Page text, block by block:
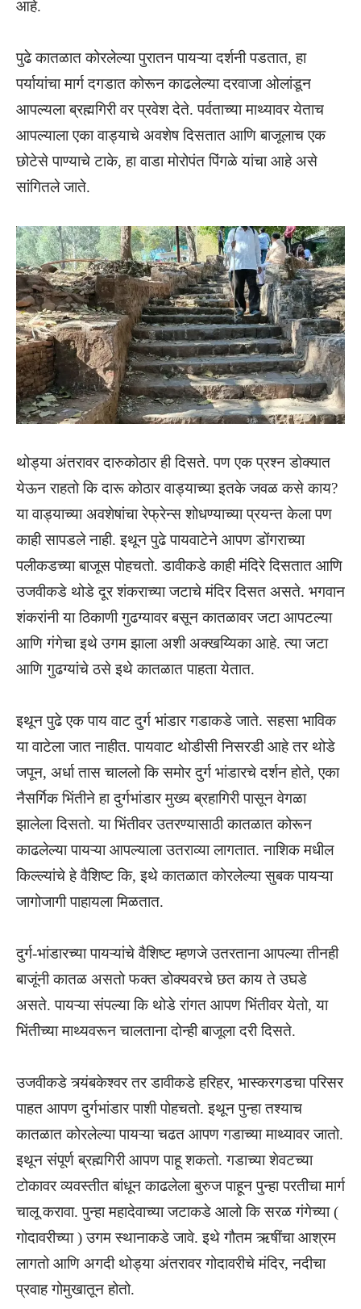
आहे.
पुढे कातळात कोरलेल्या पुरातन पायऱ्या दर्शनी पडतात, हा
पर्यायांचा मार्ग दगडात कोरून काढलेल्या दरवाजा ओलांडून
आपल्यला ब्रह्मगिरी वर प्रवेश देते. पर्वताच्या माथ्यावर येताच
आपल्याला एका वाड्याचे अवशेष दिसतात आणि बाजूलाच एक
छोटेसे पाण्याचे टाके, हा वाडा मोरोपंत पिंगळे यांचा आहे असे
सांगितले जाते.
थोड्या अंतरावर दारुकोठार ही दिसते. पण एक प्रश्न डोक्यात
येऊन राहतो कि दारू कोठार वाड्याच्या इतके जवळ कसे काय?
या वाड्याच्या अवशेषांचा रेफ्रेन्स शोधण्याच्या प्रयन्त केला पण
काही सापडले नाही. इथून पुढे पायवाटेने आपण डोंगराच्या
पलीकडच्या बाजूस पोहचतो. डावीकडे काही मंदिरे दिसतात आणि
उजवीकडे थोडे दूर शंकराच्या जटाचे मंदिर दिसत असते. भगवान
शंकरांनी या ठिकाणी गुढग्यावर बसून कातळावर जटा आपटल्या
आणि गंगेचा इथे उगम झाला अशी अक्खय्यिका आहे. त्या जटा
आणि गुढग्यांचे ठसे इथे कातळात पाहता येतात.
इथून पुढे एक पाय वाट दुर्ग भांडार गडाकडे जाते. सहसा भाविक
या वाटेला जात नाहीत. पायवाट थोडीसी निसरडी आहे तर थोडे
जपून, अर्धा तास चाललो कि समोर दुर्ग भांडारचे दर्शन होते, एका
नैसर्गिक भिंतीने हा दुर्गभांडार मुख्य ब्रहागिरी पासून वेगळा
झालेला दिसतो. या भिंतीवर उतरण्यासाठी कातळात कोरून
काढलेल्या पायऱ्या आपल्याला उतराव्या लागतात. नाशिक मधील
किल्ल्यांचे हे वैशिष्ट कि, इथे कातळात कोरलेल्या सुबक पायऱ्या
जागोजागी पाहायला मिळतात.
दुर्ग-भांडारच्या पायऱ्यांचे वैशिष्ट म्हणजे उतरताना आपल्या तीनही
बाजूंनी कातळ असतो फक्त डोक्यवरचे छत काय ते उघडे
असते. पायऱ्या संपल्या कि थोडे रांगत आपण भिंतीवर येतो, या
भिंतीच्या माथ्यवरून चालताना दोन्ही बाजूला दरी दिसते.
उजवीकडे त्र्यंबकेश्वर तर डावीकडे हरिहर, भास्करगडचा परिसर
पाहत आपण दुर्गभांडार पाशी पोहचतो. इथून पुन्हा तश्याच
कातळात कोरलेल्या पायऱ्या चढत आपण गडाच्या माथ्यावर जातो.
इथून संपूर्ण ब्रह्मगिरी आपण पाहू शकतो. गडाच्या शेवटच्या
टोकावर व्यवस्तीत बांधून काढलेला बुरुज पाहून पुन्हा परतीचा मार्ग
चालू करावा. पुन्हा महादेवाच्या जटाकडे आलो कि सरळ गंगेच्या (
गोदावरीच्या ) उगम स्थानाकडे जावे. इथे गौतम ऋषींचा आश्रम
लागतो आणि अगदी थोड्या अंतरावर गोदावरीचे मंदिर, नदीचा
प्रवाह गोमुखातून होतो.